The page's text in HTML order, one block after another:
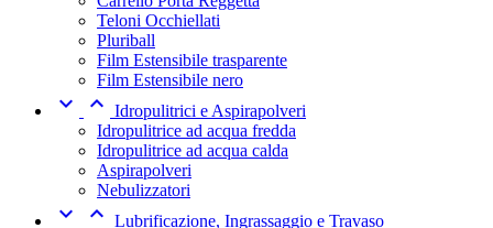
Teloni Occhiellati
Pluriball
Film Estensibile trasparente
Film Estensibile nero
  Idropulitrici e Aspirapolveri
Idropulitrice ad acqua fredda
Idropulitrice ad acqua calda
Aspirapolveri
Nebulizzatori
  Lubrificazione, Ingrassaggio e Travaso